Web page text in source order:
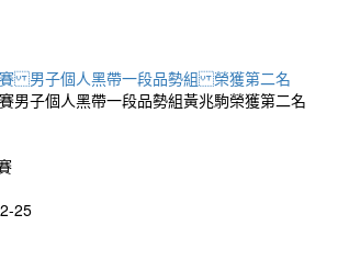
男子個人黑帶一段品勢組 榮獲第二名
男子個人黑帶一段品勢組黃兆駒榮獲第二名
25